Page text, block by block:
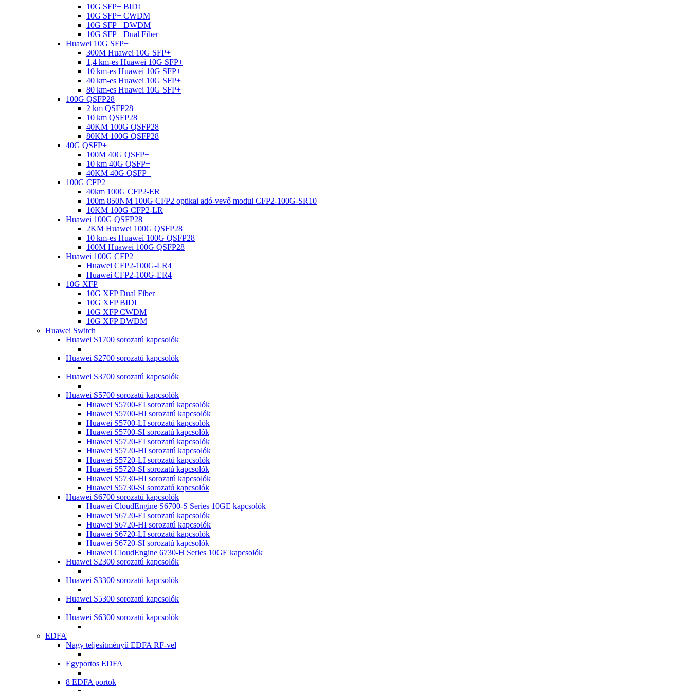
10G SFP+ BIDI
10G SFP+ CWDM
10G SFP+ DWDM
10G SFP+ Dual Fiber
Huawei 10G SFP+
300M Huawei 10G SFP+
1,4 km-es Huawei 10G SFP+
10 km-es Huawei 10G SFP+
40 km-es Huawei 10G SFP+
80 km-es Huawei 10G SFP+
100G QSFP28
2 km QSFP28
10 km QSFP28
40KM 100G QSFP28
80KM 100G QSFP28
40G QSFP+
100M 40G QSFP+
10 km 40G QSFP+
40KM 40G QSFP+
100G CFP2
40km 100G CFP2-ER
100m 850NM 100G CFP2 optikai adó-vevő modul CFP2-100G-SR10
10KM 100G CFP2-LR
Huawei 100G QSFP28
2KM Huawei 100G QSFP28
10 km-es Huawei 100G QSFP28
100M Huawei 100G QSFP28
Huawei 100G CFP2
Huawei CFP2-100G-LR4
Huawei CFP2-100G-ER4
10G XFP
10G XFP Dual Fiber
10G XFP BIDI
10G XFP CWDM
10G XFP DWDM
Huawei Switch
Huawei S1700 sorozatú kapcsolók
Huawei S2700 sorozatú kapcsolók
Huawei S3700 sorozatú kapcsolók
Huawei S5700 sorozatú kapcsolók
Huawei S5700-EI sorozatú kapcsolók
Huawei S5700-HI sorozatú kapcsolók
Huawei S5700-LI sorozatú kapcsolók
Huawei S5700-SI sorozatú kapcsolók
Huawei S5720-EI sorozatú kapcsolók
Huawei S5720-HI sorozatú kapcsolók
Huawei S5720-LI sorozatú kapcsolók
Huawei S5720-SI sorozatú kapcsolók
Huawei S5730-HI sorozatú kapcsolók
Huawei S5730-SI sorozatú kapcsolók
Huawei S6700 sorozatú kapcsolók
Huawei CloudEngine S6700-S Series 10GE kapcsolók
Huawei S6720-EI sorozatú kapcsolók
Huawei S6720-HI sorozatú kapcsolók
Huawei S6720-LI sorozatú kapcsolók
Huawei S6720-SI sorozatú kapcsolók
Huawei CloudEngine 6730-H Series 10GE kapcsolók
Huawei S2300 sorozatú kapcsolók
Huawei S3300 sorozatú kapcsolók
Huawei S5300 sorozatú kapcsolók
Huawei S6300 sorozatú kapcsolók
EDFA
Nagy teljesítményű EDFA RF-vel
Egyportos EDFA
8 EDFA portok